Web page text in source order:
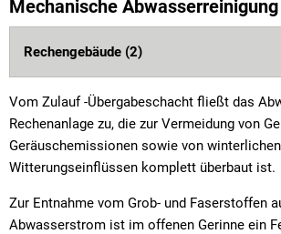
Mechanische Abwasserreinigung
Rechengebäude (2)
Vom Zulauf -Übergabeschacht fließt das
Rechenanlage zu, die zur Vermeidung von
Geräuschemissionen sowie von winterlichen
Witterungseinflüssen komplett überbaut ist.
Zur Entnahme vom Grob- und Faserstoffen
Abwasserstrom ist im offenen Gerinne ein